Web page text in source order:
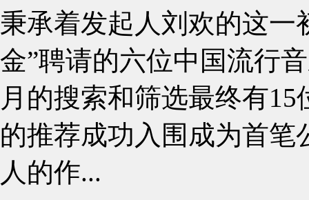
秉承着发起人刘欢的这一
金”聘请的六位中国流行
月的搜索和筛选最终有
的推荐成功入围成为首
人的作...